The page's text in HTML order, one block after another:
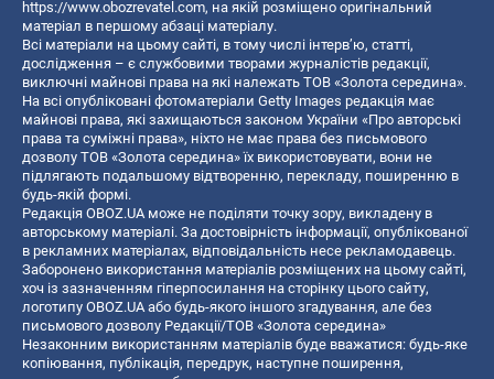
https://www.obozrevatel.com, на якій розміщено оригінальний
матеріал в першому абзаці матеріалу.
Всі матеріали на цьому сайті, в тому числі інтерв’ю, статті,
дослідження – є службовими творами журналістів редакції,
виключні майнові права на які належать ТОВ «Золота середина».
На всі опубліковані фотоматеріали Getty Images редакція має
майнові права, які захищаються законом України «Про авторські
права та суміжні права», ніхто не має права без письмового
дозволу ТОВ «Золота середина» їх використовувати, вони не
підлягають подальшому відтворенню, перекладу, поширенню в
будь-якій формі.
Редакція OBOZ.UA може не поділяти точку зору, викладену в
авторському матеріалі. За достовірність інформації, опублікованої
в рекламних матеріалах, відповідальність несе рекламодавець.
Заборонено використання матеріалів розміщених на цьому сайті,
хоч із зазначенням гіперпосилання на сторінку цього сайту,
логотипу OBOZ.UA або будь-якого іншого згадування, але без
письмового дозволу Редакції/ТОВ «Золота середина»
Незаконним використанням матеріалів буде вважатися: будь-яке
копiювання, публiкацiя, передрук, наступне поширення,